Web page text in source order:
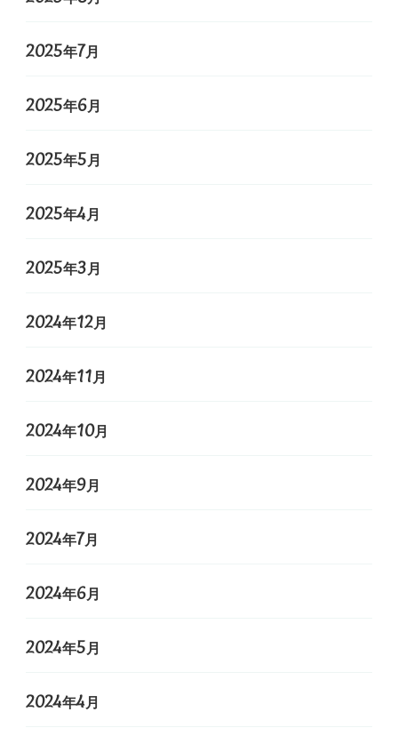
2025年7月
2025年6月
2025年5月
2025年4月
2025年3月
2024年12月
2024年11月
2024年10月
2024年9月
2024年7月
2024年6月
2024年5月
2024年4月